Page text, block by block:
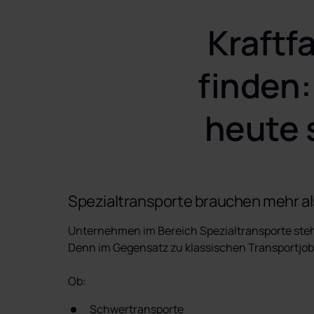
heute
Spezialtransporte brauchen mehr
Unternehmen im Bereich Spezialtransporte
Denn im Gegensatz zu klassischen
Ob:
Schwertransporte